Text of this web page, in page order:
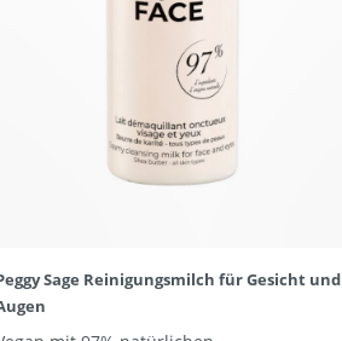
Sage Reinigungsmilch für Gesicht und